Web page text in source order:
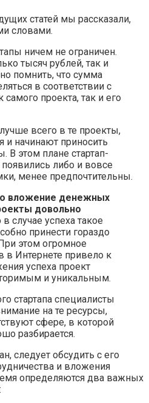
статей мы рассказали,
словами.
ничем не ограничен.
тысяч рублей, так и
помнить, что сумма
в соответствии с
проекта, так и его
всего в те проекты,
и начинают приносить
В этом плане стартап-
либо и вовсе
менее предпочтительны.
вложение денежных
довольно
случае успеха такое
принести гораздо
этом огромное
в Интернете привело к
успеха проект
и уникальным.
стартапа специалисты
на те ресурсы,
сфере, в которой
разбирается.
следует обсудить с его
и вложения
определяются два важных